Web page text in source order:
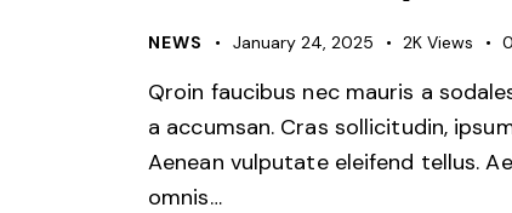
NEWS January 24, 2025 2K Views 0
Qroin faucibus nec mauris a
a accumsan. Cras sollicitudin,
Aenean vulputate eleifend tellus.
omnis…